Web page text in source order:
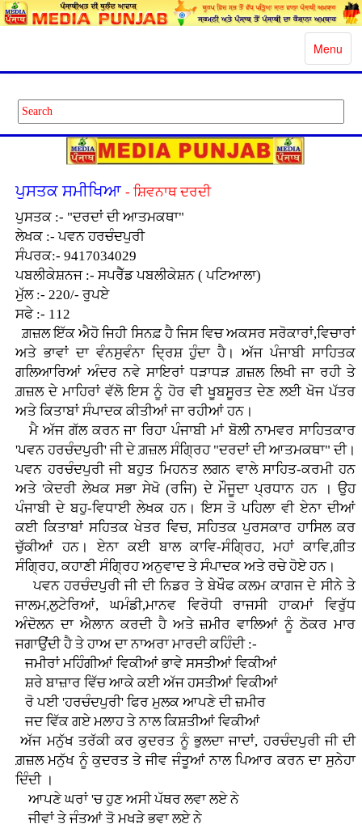
Toggle
Menu
ਪੁਸਤਕ ਸਮੀਖਿਆ - ਸ਼ਿਵਨਾਥ ਦਰਦੀ
ਪੁਸਤਕ :- "ਦਰਦਾਂ ਦੀ ਆਤਮਕਥਾ"
ਲੇਖਕ :- ਪਵਨ ਹਰਚੰਦਪੁਰੀ
ਸੰਪਰਕ:- 9417034029
ਪਬਲੀਕੇਸ਼ਨਜ :- ਸਪਰੈੱਡ ਪਬਲੀਕੇਸ਼ਨ ( ਪਟਿਆਲਾ)
ਮੁੱਲ :- 220/- ਰੁਪਏ
ਸਫੇ :- 112
ਗ਼ਜ਼ਲ ਇੱਕ ਐਹੋ ਜਿਹੀ ਸਿਨਫ਼ ਹੈ ਜਿਸ ਵਿਚ ਅਕਸਰ ਸਰੋਕਾਰਾਂ,ਵਿਚਾਰਾਂ
ਅਤੇ ਭਾਵਾਂ ਦਾ ਵੰਨਸੁਵੰਨਾ ਦ੍ਰਿਸ਼ ਹੁੰਦਾ ਹੈ। ਅੱਜ ਪੰਜਾਬੀ ਸਾਹਿਤਕ
ਗਲਿਆਰਿਆਂ ਅੰਦਰ ਨਵੇ ਸਾਇਰਾਂ ਧੜਾਧੜ ਗ਼ਜ਼ਲ ਲਿਖੀ ਜਾ ਰਹੀ ਤੇ
ਗ਼ਜ਼ਲ ਦੇ ਮਾਹਿਰਾਂ ਵੱਲੋ ਇਸ ਨੂੰ ਹੋਰ ਵੀ ਖੂਬਸੂਰਤ ਦੇਣ ਲਈ ਖੋਜ ਪੱਤਰ
ਅਤੇ ਕਿਤਾਬਾਂ ਸੰਪਾਦਕ ਕੀਤੀਆਂ ਜਾ ਰਹੀਆਂ ਹਨ।
ਮੈ ਅੱਜ ਗੱਲ ਕਰਨ ਜਾ ਰਿਹਾ ਪੰਜਾਬੀ ਮਾਂ ਬੋਲੀ ਨਾਮਵਰ ਸਾਹਿਤਕਾਰ
'ਪਵਨ ਹਰਚੰਦਪੁਰੀ' ਜੀ ਦੇ ਗ਼ਜ਼ਲ ਸੰਗ੍ਰਿਹ "ਦਰਦਾਂ ਦੀ ਆਤਮਕਥਾ" ਦੀ।
ਪਵਨ ਹਰਚੰਦਪੁਰੀ ਜੀ ਬਹੁਤ ਮਿਹਨਤ ਲਗਨ ਵਾਲੇ ਸਾਹਿਤ-ਕਰਮੀ ਹਨ
ਅਤੇ 'ਕੇਦਰੀ ਲੇਖਕ ਸਭਾ ਸੇਖੋ (ਰਜਿ) ਦੇ ਮੌਜੂਦਾ ਪ੍ਰਧਾਨ ਹਨ । ਉਹ
ਪੰਜਾਬੀ ਦੇ ਬਹੁ-ਵਿਧਾਈ ਲੇਖਕ ਹਨ। ਇਸ ਤੋ ਪਹਿਲਾ ਵੀ ਏਨਾ ਦੀਆਂ
ਕਈ ਕਿਤਾਬਾਂ ਸਹਿਤਕ ਖੇਤਰ ਵਿਚ, ਸਹਿਤਕ ਪੁਰਸਕਾਰ ਹਾਸਿਲ ਕਰ
ਚੁੱਕੀਆਂ ਹਨ। ਏਨਾ ਕਈ ਬਾਲ ਕਾਵਿ-ਸੰਗ੍ਰਿਹ, ਮਹਾਂ ਕਾਵਿ,ਗੀਤ
ਸੰਗ੍ਰਿਹ, ਕਹਾਣੀ ਸੰਗ੍ਰਿਹ ਅਨੁਵਾਦ ਤੇ ਸੰਪਾਦਕ ਅਤੇ ਰਚੇ ਹੋਏ ਹਨ।
ਪਵਨ ਹਰਚੰਦਪੁਰੀ ਜੀ ਦੀ ਨਿਡਰ ਤੇ ਬੇਖੌਫ ਕਲਮ ਕਾਗਜ ਦੇ ਸੀਨੇ ਤੇ
ਜਾਲਮ,ਲੁਟੇਰਿਆਂ, ਘਮੰਡੀ,ਮਾਨਵ ਵਿਰੋਧੀ ਰਾਜਸੀ ਹਾਕਮਾਂ ਵਿਰੁੱਧ
ਅੰਦੋਲਨ ਦਾ ਐਲਾਨ ਕਰਦੀ ਹੈ ਅਤੇ ਜ਼ਮੀਰ ਵਾਲਿਆਂ ਨੂੰ ਠੋਕਰ ਮਾਰ
ਜਗਾਉਂਦੀ ਹੈ ਤੇ ਹਾਅ ਦਾ ਨਾਅਰਾ ਮਾਰਦੀ ਕਹਿੰਦੀ :-
ਜਮੀਰਾਂ ਮਹਿੰਗੀਆਂ ਵਿਕੀਆਂ ਭਾਵੇ ਸਸਤੀਆਂ ਵਿਕੀਆਂ
ਸ਼ਰੇ ਬਾਜ਼ਾਰ ਵਿੱਚ ਆਕੇ ਕਈ ਅੱਜ ਹਸਤੀਆਂ ਵਿਕੀਆਂ
ਰੋ ਪਈ 'ਹਰਚੰਦਪੁਰੀ' ਫਿਰ ਮੁਲਕ ਆਪਣੇ ਦੀ ਜ਼ਮੀਰ
ਜਦ ਵਿੱਕ ਗਏ ਮਲਾਹ ਤੇ ਨਾਲ ਕਿਸ਼ਤੀਆਂ ਵਿਕੀਆਂ
ਅੱਜ ਮਨੁੱਖ ਤਰੱਕੀ ਕਰ ਕੁਦਰਤ ਨੂੰ ਭੁਲਦਾ ਜਾਦਾਂ, ਹਰਚੰਦਪੁਰੀ ਜੀ ਦੀ
ਗ਼ਜ਼ਲ ਮਨੁੱਖ ਨੂੰ ਕੁਦਰਤ ਤੇ ਜੀਵ ਜੰਤੂਆਂ ਨਾਲ ਪਿਆਰ ਕਰਨ ਦਾ ਸੁਨੇਹਾ
ਦਿੰਦੀ ।
ਆਪਣੇ ਘਰਾਂ 'ਚ ਹੁਣ ਅਸੀ ਪੱਥਰ ਲਵਾ ਲਏ ਨੇ
ਜੀਵਾਂ ਤੇ ਜੰਤੂਆਂ ਤੋ ਮੁਖੜੇ ਭਵਾ ਲਏ ਨੇ